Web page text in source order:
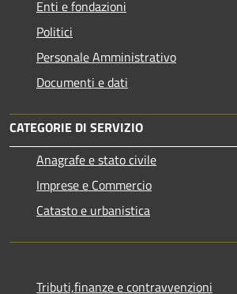
Enti e fondazioni
Politici
Personale Amministrativo
Documenti e dati
CATEGORIE DI SERVIZIO
Anagrafe e stato civile
Imprese e Commercio
Catasto e urbanistica
Tributi,finanze e contravvenzioni